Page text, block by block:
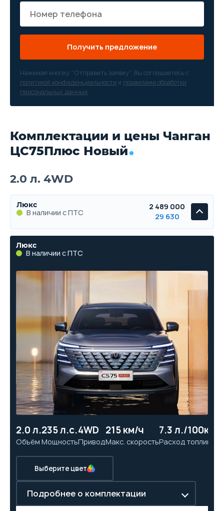
Получить предложение
Нажимая кнопку “Отправить заявку”, Вы соглашаетесь с
политикой конфиденциальности и правилами обработки
персональных данных
Комплектации и цены Чанган
ЦС75Плюс Новый
2.0 л. 4WD
Люкс
В наличии с ПТС
2 489 000
29 630
Люкс
В наличии с ПТС
2.0 л.
Объём
235 л.с.
Мощность
4WD
Привод
215 км/ч
Макс. скорость
7.3 л./100км
Расход топлива
Выберите цвет
Подробнее о комплектации